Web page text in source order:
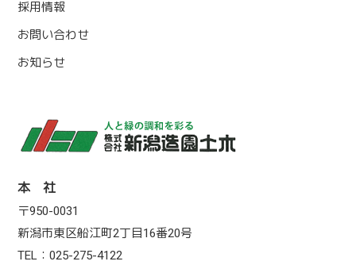
採用情報
お問い合わせ
お知らせ
本 社
〒950-0031
新潟市東区船江町2丁目16番20号
TEL：025-275-4122